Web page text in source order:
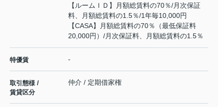
【ルームＩＤ】月額総賃料の70％/月次保証
料、月額総賃料の1.5％/1年毎10,000円
【CASA】月額総賃料の70％（最低保証料
20,000円）/月次保証料、月額総賃料の1.5％
特優賃 -
取引態様 /
賃貸区分
仲介 / 定期借家権